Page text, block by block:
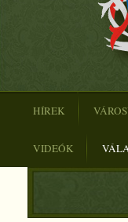
HÍREK
VIDEÓK